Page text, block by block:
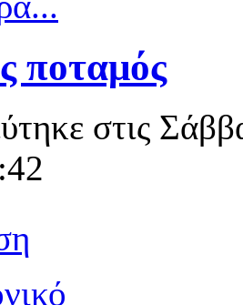
ποταμός
στις